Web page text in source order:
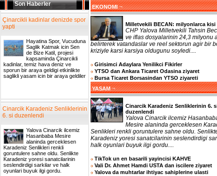
Son Haberler
Çinarcikli kadinlar denizde spor
yapti
Hayatina Spor, Vucuduna
Saglik Katmak icin Sen
de Bize Katil, projesi
kapsaminda Çinarcikli
kadinlar, temiz hava deniz ve
sporun bir araya geldigi etkinlikte
saglikli yasam icin bir araya geldiler
Cinarcik Karadeniz Senliklerinin
6. si duzenlendi
Yalova Cinarcik ilcemiz
Hasanbaba Mesire
alaninda gerceklesen
Karadeniz Senlikleri renkli
goruntulere sahne oldu. Senlikte
Karadeniz yoresi sanatcilarinin
seslendirdigi sarkilar ve halk
oyunlari buyuk ilgi gordu.
EKONOMI ¬
Milletvekili BECAN: milyonlarca kisi
CHP Yalova Milletvekili Tahsin
ve iflas dosyalarinin 24,3 milyonu
belirterek vatandaslar ve reel sektorun agir bir
kriziyle karsi karsiya oldugunu soyledi....
Girisimci Adaylara Yenilikci Fikirler
YTSO dan Ankara Ticaret Odasina ziyaret
Bursa Ticaret Borsasindan YTSO ziyareti
YASAM ¬
Cinarcik Karadeniz Senliklerinin 6.
duzenlendi
Yalova Cinarcik ilcemiz
Mesire alaninda gerceklesen
Senlikleri renkli goruntulere sahne oldu.
Karadeniz yoresi sanatcilarinin seslendirdigi
halk oyunlari buyuk ilgi gordu....
TikTok un en basarili yayincisi KAHVE
Vali Dr. Ahmet Hamdi USTA dan iscilere ziyaret
Yalova da muhtarlar ihtiyac sahiplerine ulasti